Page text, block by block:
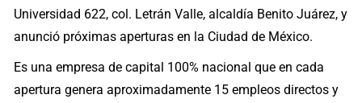
Universidad 622, col. Letrán Valle, alcaldía Benito Juárez, y
anunció próximas aperturas en la Ciudad de México.
Es una empresa de capital 100% nacional que en cada
apertura genera aproximadamente 15 empleos directos y